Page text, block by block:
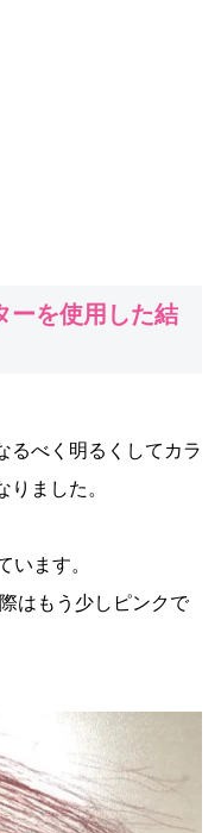
ーを使用した結
るべく明るくしてカラ
ました。
います。
はもう少しピンクで